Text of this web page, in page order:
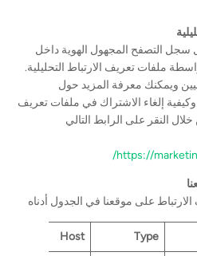
سجل التصفح المجهول الهوية داخل
ملفات تعريف الارتباط التحليلية.
ويمكنك معرفة المزيد حول
إلغاء الاشتراك في ملفات تعريف
النقر على الرابط التالي
https://
على موقعنا في الجدول أدناه
Type
Host